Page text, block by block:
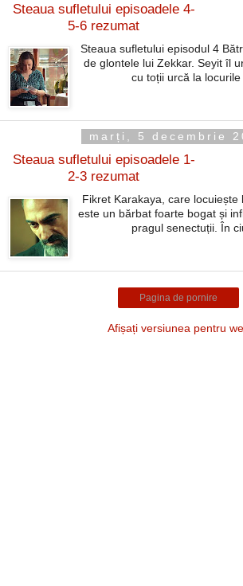
Steaua sufletului episoadele 4-
5-6 rezumat
Steaua sufletului episodul 4
de glontele lui Zekkar. Seyit îl
cu toții urcă la locurile
marți, 5 decembrie
Steaua sufletului episoadele 1-
2-3 rezumat
Fikret Karakaya, care locuiește
este un bărbat foarte bogat și
pragul senectuții. În
Pagina de pornire
Afișați versiunea pentru